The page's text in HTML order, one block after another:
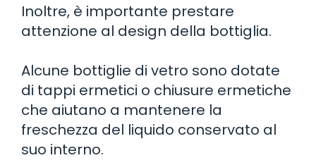
Inoltre, è importante prestare
attenzione al design della bottiglia.
Alcune bottiglie di vetro sono dotate
di tappi ermetici o chiusure ermetiche
che aiutano a mantenere la
freschezza del liquido conservato al
suo interno.